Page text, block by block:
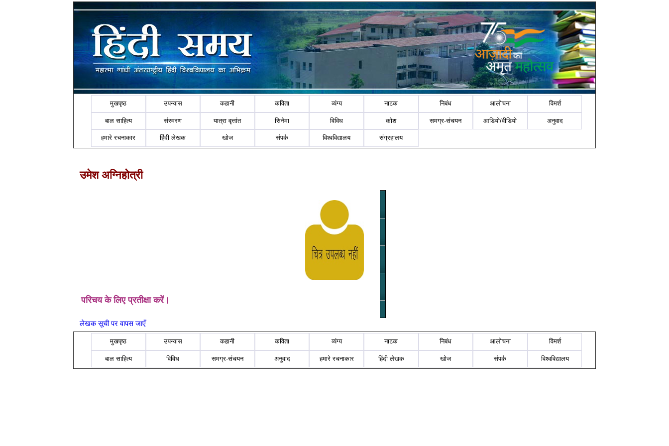
मुखपृष्ठ उपन्यास कहानी कविता व्यंग्य नाटक निबंध आलोचना विमर्श
बाल साहित्य संस्मरण यात्रा वृत्तांत सिनेमा विविध कोश समग्र-संचयन आडियो/वीडियो अनुवाद
हमारे रचनाकार हिंदी लेखक खोज संपर्क विश्वविद्यालय संग्रहालय
उमेश अग्निहोत्री
परिचय के लिए प्रतीक्षा करें।
लेखक सूची पर वापस जाएँ
मुखपृष्ठ उपन्यास कहानी कविता व्यंग्य नाटक निबंध आलोचना विमर्श
बाल साहित्य विविध समग्र-संचयन अनुवाद हमारे रचनाकार हिंदी लेखक खोज संपर्क विश्वविद्यालय